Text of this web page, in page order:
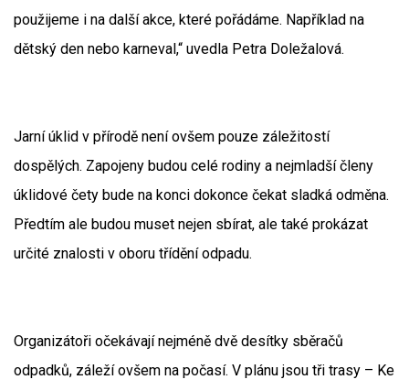
použijeme i na další akce, které pořádáme. Například na
dětský den nebo karneval,“ uvedla Petra Doležalová.
Jarní úklid v přírodě není ovšem pouze záležitostí
dospělých. Zapojeny budou celé rodiny a nejmladší členy
úklidové čety bude na konci dokonce čekat sladká odměna.
Předtím ale budou muset nejen sbírat, ale také prokázat
určité znalosti v oboru třídění odpadu.
Organizátoři očekávají nejméně dvě desítky sběračů
odpadků, záleží ovšem na počasí. V plánu jsou tři trasy – Ke